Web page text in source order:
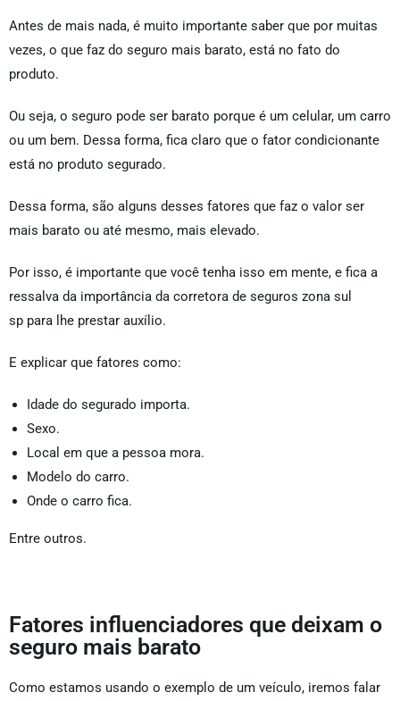
Antes de mais nada, é muito importante saber que por muitas
vezes, o que faz do seguro mais barato, está no fato do
produto.
Ou seja, o seguro pode ser barato porque é um celular, um carro
ou um bem. Dessa forma, fica claro que o fator condicionante
está no produto segurado.
Dessa forma, são alguns desses fatores que faz o valor ser
mais barato ou até mesmo, mais elevado.
Por isso, é importante que você tenha isso em mente, e fica a
ressalva da importância da corretora de seguros zona sul
sp para lhe prestar auxílio.
E explicar que fatores como:
Idade do segurado importa.
Sexo.
Local em que a pessoa mora.
Modelo do carro.
Onde o carro fica.
Entre outros.
Fatores influenciadores que deixam o
seguro mais barato
Como estamos usando o exemplo de um veículo, iremos falar